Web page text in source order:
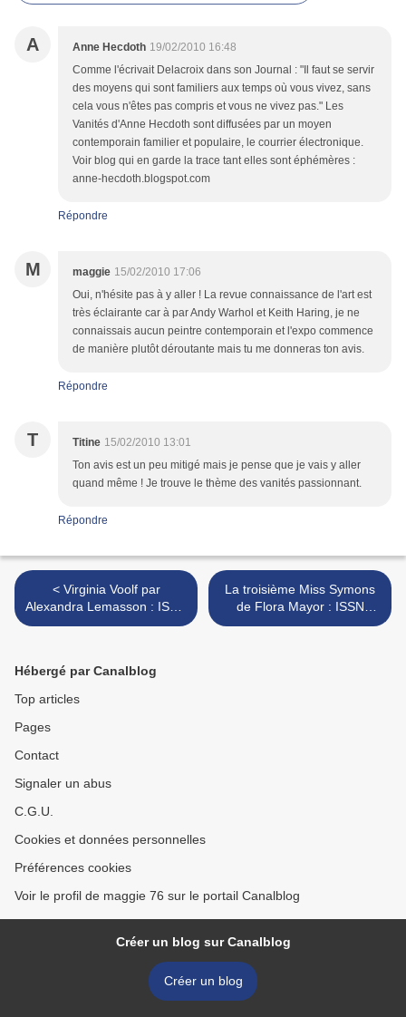
A Anne Hecdoth 19/02/2010 16:48
Comme l'écrivait Delacroix dans son Journal : "Il faut se servir
des moyens qui sont familiers aux temps où vous vivez, sans
cela vous n'êtes pas compris et vous ne vivez pas." Les
Vanités d'Anne Hecdoth sont diffusées par un moyen
contemporain familier et populaire, le courrier électronique.
Voir blog qui en garde la trace tant elles sont éphémères :
anne-hecdoth.blogspot.com
Répondre
M maggie 15/02/2010 17:06
Oui, n'hésite pas à y aller ! La revue connaissance de l'art est
très éclairante car à par Andy Warhol et Keith Haring, je ne
connaissais aucun peintre contemporain et l'expo commence
de manière plutôt déroutante mais tu me donneras ton avis.
Répondre
T Titine 15/02/2010 13:01
Ton avis est un peu mitigé mais je pense que je vais y aller
quand même ! Je trouve le thème des vanités passionnant.
Répondre
< Virginia Voolf par
Alexandra Lemasson : ISSN
2607-0006
La troisième Miss Symons
de Flora Mayor : ISSN
2607-0006 >
Hébergé par Canalblog
Top articles
Pages
Contact
Signaler un abus
C.G.U.
Cookies et données personnelles
Préférences cookies
Voir le profil de maggie 76 sur le portail Canalblog
Créer un blog sur Canalblog
Créer un blog